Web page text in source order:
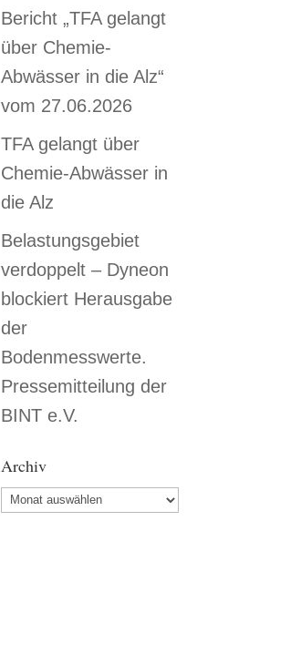
Bericht „TFA gelangt
über Chemie-
Abwässer in die Alz“
vom 27.06.2026
TFA gelangt über
Chemie-Abwässer in
die Alz
Belastungsgebiet
verdoppelt – Dyneon
blockiert Herausgabe
der
Bodenmesswerte.
Pressemitteilung der
BINT e.V.
Archiv
Archiv